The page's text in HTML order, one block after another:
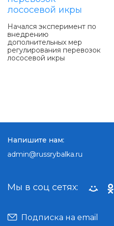
Начался эксперимент по
внедрению
дополнительных мер
регулирования перевозок
лососевой икры
Мы в соц сетях:
Подписка на email
Напишите нам:
admin@russrybalka.ru